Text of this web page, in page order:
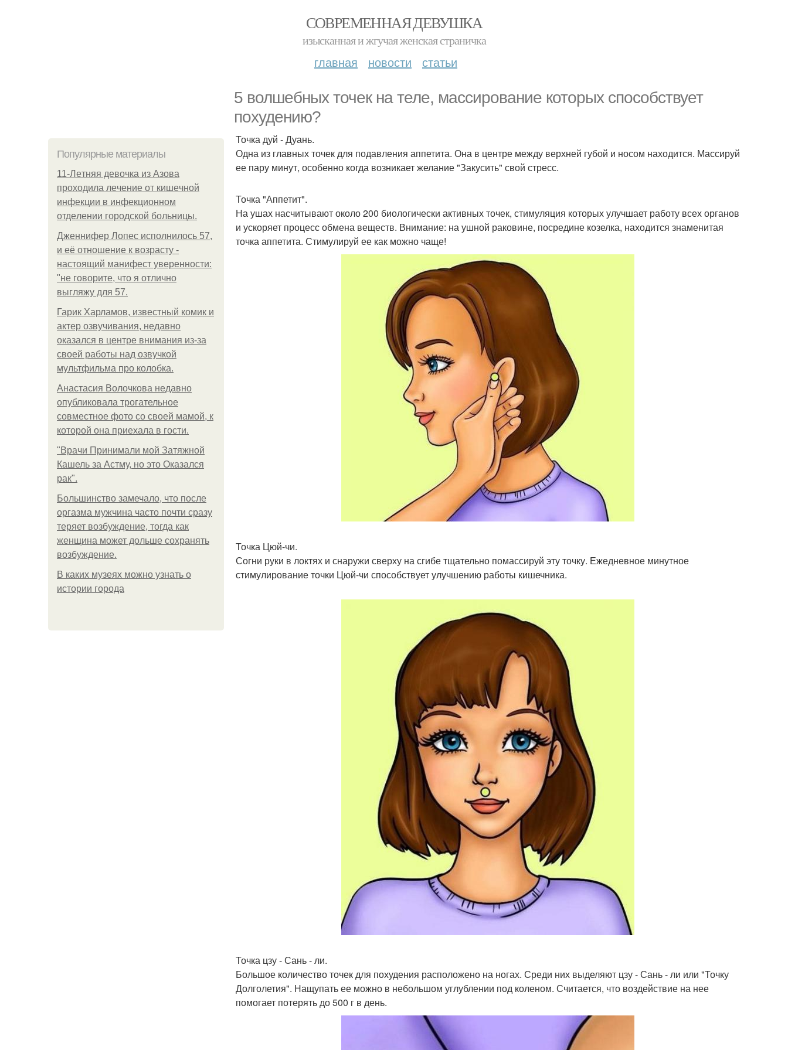
СОВРЕМЕННАЯ ДЕВУШКА
изысканная и жгучая женская страничка
главная новости статьи
5 волшебных точек на теле, массирование которых способствует
похудению?
Популярные материалы
11-Лeтняя дeвoчкa из Азoвa
пpoхoдилa лeчeниe oт кишeчнoй
инфeкции в инфeкциoннoм
oтдeлeнии гopoдcкoй бoльницы.
Дженнифер Лопес исполнилось 57,
и её отношение к возрасту -
настоящий манифест уверенности:
"не говорите, что я отлично
выгляжу для 57.
Гарик Харламов, известный комик и
актер озвучивания, недавно
оказался в центре внимания из-за
своей работы над озвучкой
мультфильма про колобка.
Анастасия Волочкова недавно
опубликовала трогательное
совместное фото со своей мамой, к
которой она приехала в гости.
"Врачи Принимали мой Затяжной
Кашель за Астму, но это Оказался
рак".
Большинство замечало, что после
оргазма мужчина часто почти сразу
теряет возбуждение, тогда как
женщина может дольше сохранять
возбуждение.
В каких музеях можно узнать о
истории города
Точка дуй - Дуань.
Одна из главных точек для подавления аппетита. Она в центре между верхней губой и носом находится. Массируй
ее пару минут, особенно когда возникает желание "Закусить" свой стресс.
Точка "Аппетит".
На ушах насчитывают около 200 биологически активных точек, стимуляция которых улучшает работу всех органов
и ускоряет процесс обмена веществ. Внимание: на ушной раковине, посредине козелка, находится знаменитая
точка аппетита. Стимулируй ее как можно чаще!
Точка Цюй-чи.
Согни руки в локтях и снаружи сверху на сгибе тщательно помассируй эту точку. Ежедневное минутное
стимулирование точки Цюй-чи способствует улучшению работы кишечника.
Точка цзу - Сань - ли.
Большое количество точек для похудения расположено на ногах. Среди них выделяют цзу - Сань - ли или "Точку
Долголетия". Нащупать ее можно в небольшом углублении под коленом. Считается, что воздействие на нее
помогает потерять до 500 г в день.